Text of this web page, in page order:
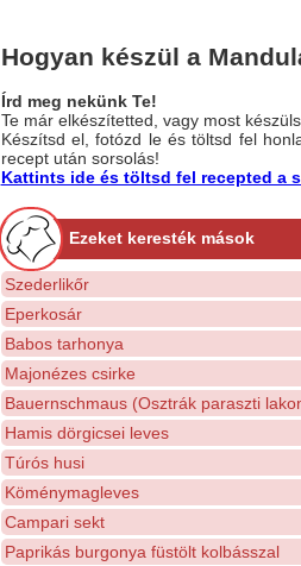
Hogyan készül a
Írd meg nekünk Te!
Te már elkészítetted, vagy most
Készítsd el, fotózd le és töltsd fel
recept után sorsolás!
Kattints ide és töltsd fel recepted a
Ezeket keresték mások
Szederlikőr
Eperkosár
Babos tarhonya
Majonézes csirke
Bauernschmaus (Osztrák paraszti
Hamis dörgicsei leves
Túrós husi
Köménymagleves
Campari sekt
Paprikás burgonya füstölt kolbásszal